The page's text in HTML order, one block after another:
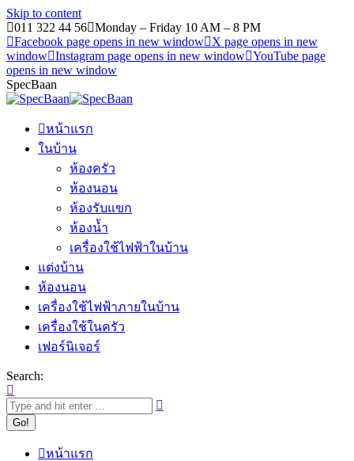
Skip to content
011 322 44 56 Monday – Friday 10 AM – 8 PM
Facebook page opens in new window
X page opens in new
window Instagram page opens in new window YouTube page
opens in new window
SpecBaan
หน้าแรก
ในบ้าน
ห้องครัว
ห้องนอน
ห้องรับแขก
ห้องน้ำ
เครื่องใช้ไฟฟ้าในบ้าน
แต่งบ้าน
ห้องนอน
เครื่องใช้ไฟฟ้าภายในบ้าน
เครื่องใช้ในครัว
เฟอร์นิเจอร์
Search:
หน้าแรก